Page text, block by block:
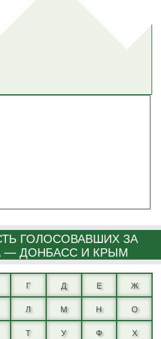
ГОЛОСОВАВШИХ ЗА
— ДОНБАСС И КРЫМ
Г Д Е
Ж
Л М Н
О
Т У Ф
Х